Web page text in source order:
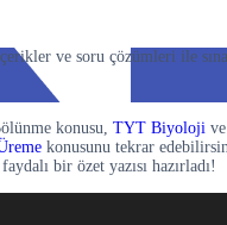
ve soru çözümleri ile
konusu, TYT Biyoloji ve
konusunu tekrar
bir özet yazısı hazırladı!